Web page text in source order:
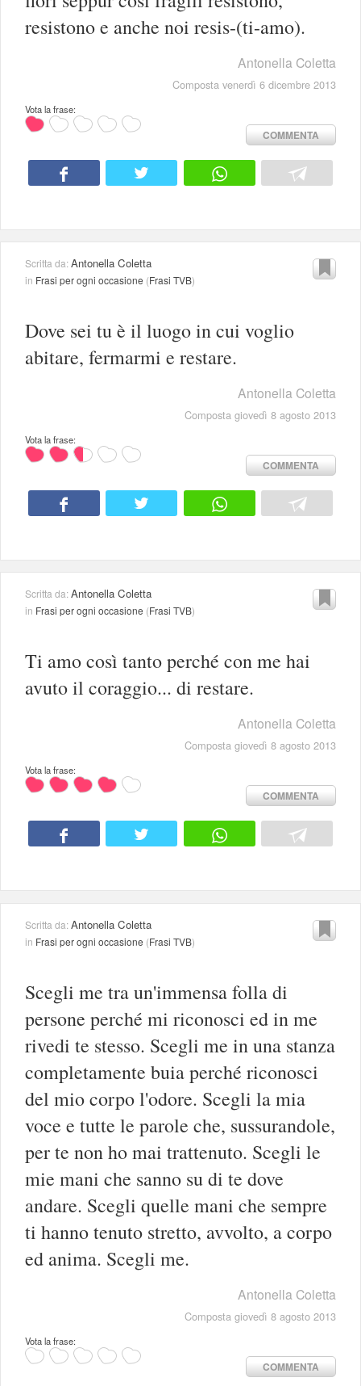
resistono e anche noi resis-(ti-amo).
Antonella Coletta
Composta venerdì 6 dicembre 2013
Vota la frase:
COMMENTA
Scritta da:Antonella Coletta
in Frasi per ogni occasione (Frasi TVB)
Dove sei tu è il luogo in cui voglio
abitare, fermarmi e restare.
Antonella Coletta
Composta giovedì 8 agosto 2013
Vota la frase:
COMMENTA
Scritta da:Antonella Coletta
in Frasi per ogni occasione (Frasi TVB)
Ti amo così tanto perché con me hai
avuto il coraggio... di restare.
Antonella Coletta
Composta giovedì 8 agosto 2013
Vota la frase:
COMMENTA
Scritta da:Antonella Coletta
in Frasi per ogni occasione (Frasi TVB)
Scegli me tra un'immensa folla di
persone perché mi riconosci ed in me
rivedi te stesso. Scegli me in una stanza
completamente buia perché riconosci
del mio corpo l'odore. Scegli la mia
voce e tutte le parole che, sussurandole,
per te non ho mai trattenuto. Scegli le
mie mani che sanno su di te dove
andare. Scegli quelle mani che sempre
ti hanno tenuto stretto, avvolto, a corpo
ed anima. Scegli me.
Antonella Coletta
Composta giovedì 8 agosto 2013
Vota la frase:
COMMENTA